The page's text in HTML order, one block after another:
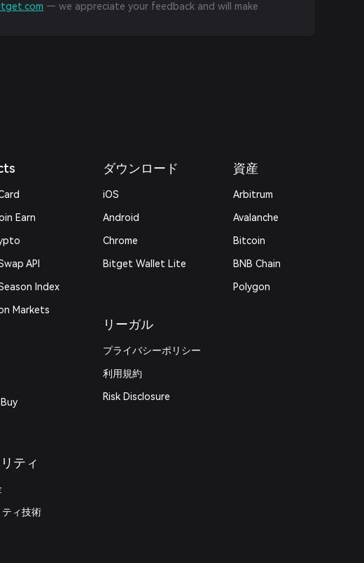
— we appreciate your feedback and will make
Earn
API
Index
Markets
ティ
ィ技術
ダウンロード
iOS
Android
Chrome
Bitget Wallet Lite
リーガル
プライバシーポリシー
利用規約
Risk Disclosure
資産
Arbitrum
Avalanche
Bitcoin
BNB Chain
Polygon